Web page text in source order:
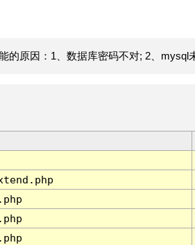
的原因：1、数据库密码不对; 2、mysql